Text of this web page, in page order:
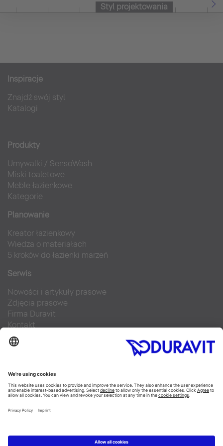
Styl projektowania
Inspiracje
Znajdź swój styl
Katalogi
Produkty
Umywalki / SensoWash
Miski toaletowe
Meble łazienkowe
Kategorie
Planowanie
Kreator łazienkowy
Wiedza o materiałach
5 kroków do łazienki marzeń
Serwis
Nowości i artykuły prasowe
Zdjęcia prasowe
Firma Duravit
Kontakt
Najczęściej zadawane pytania
Facebook
Instagram
Pinterest
Blog
YouTube